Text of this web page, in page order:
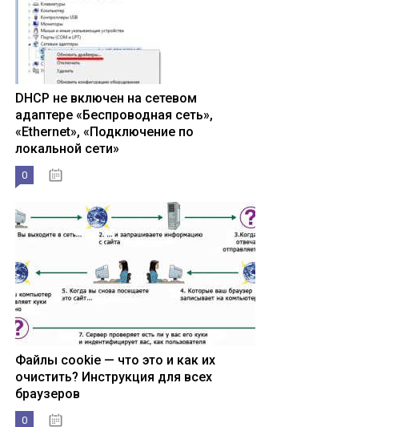
DHCP не включен на сетевом
адаптере «Беспроводная сеть»,
«Ethernet», «Подключение по
локальной сети»
0
Файлы cookie — что это и как их
очистить? Инструкция для всех
браузеров
0